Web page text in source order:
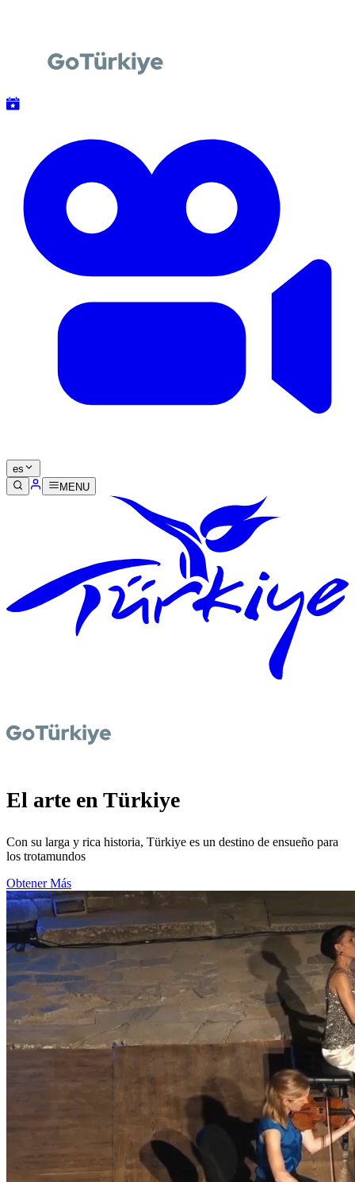
es
MENU
El arte en Türkiye
Con su larga y rica historia, Türkiye es un destino de ensueño para
los trotamundos
Obtener Más